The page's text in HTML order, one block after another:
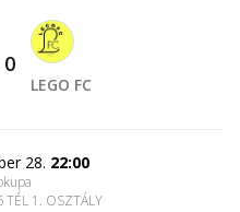
0
LEGO FC
28. 22:00
TÉL 1. OSZTÁLY